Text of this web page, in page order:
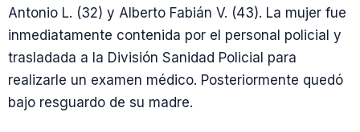
Antonio L. (32) y Alberto Fabián V. (43). La mujer fue
inmediatamente contenida por el personal policial y
trasladada a la División Sanidad Policial para
realizarle un examen médico. Posteriormente quedó
bajo resguardo de su madre.